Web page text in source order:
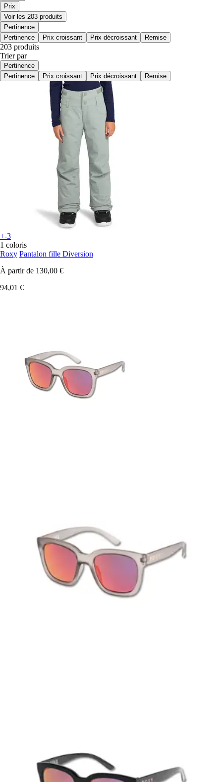
Prix
Voir les 203 produits
Pertinence
Pertinence
Prix croissant Prix décroissant Remise
203 produits
Trier par
Pertinence
Pertinence
Prix croissant Prix décroissant Remise
+-3
1 coloris
Roxy Pantalon fille Diversion
À partir de 130,00 €
94,01 €